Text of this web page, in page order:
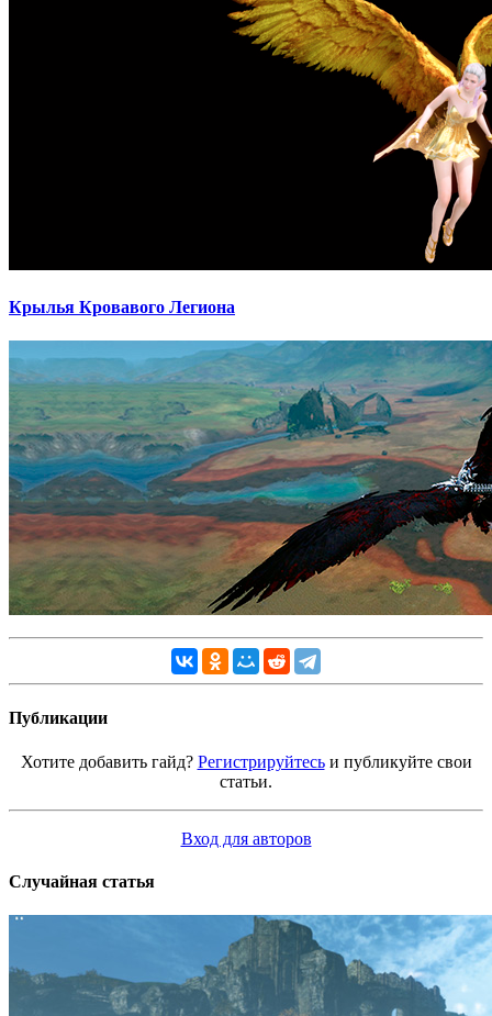
Крылья Кровавого Легиона
Публикации
Хотите добавить гайд? Регистрируйтесьи публикуйте свои
статьи.
Вход для авторов
Случайная статья